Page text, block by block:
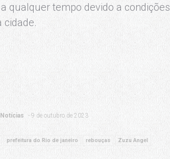
qualquer tempo devido a condições
cidade.
Notícias 9 de outubro de 2023
prefeitura do Rio de janeiro rebouças Zuzu Angel